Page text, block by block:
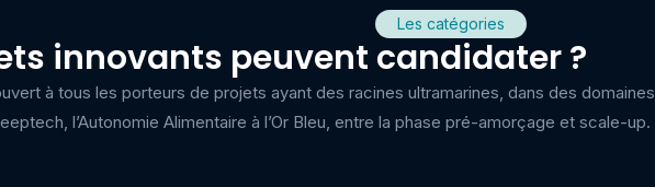
Les catégories
innovants peuvent candidater ?
à tous les porteurs de projets ayant des racines ultramarines, dans des domaines
l’Autonomie Alimentaire à l’Or Bleu, entre la phase pré-amorçage et scale-up.